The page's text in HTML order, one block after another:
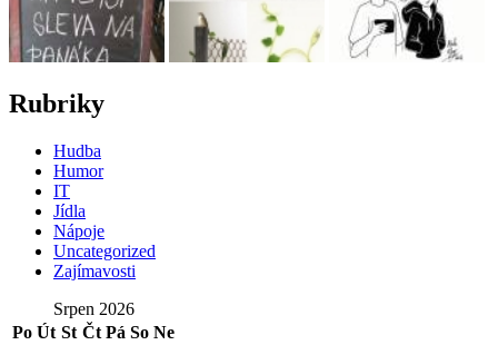
Rubriky
Hudba
Humor
IT
Jídla
Nápoje
Uncategorized
Zajímavosti
Srpen 2026
Po Út St Čt Pá So Ne